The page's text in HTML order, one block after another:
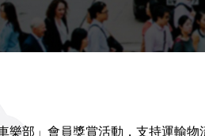
樂部」會員獎賞活動，支持運輸